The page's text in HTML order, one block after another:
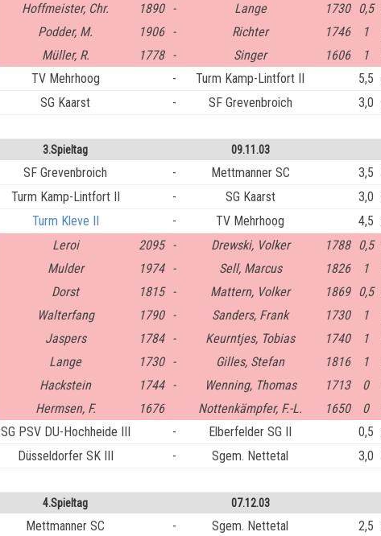
Hoffmeister, Chr.
1890 - Lange 1730 0,5
Podder, M.
1906 - Richter 1746 1
Müller, R.
1778 - Singer 1606 1
TV Mehrhoog
- Turm Kamp-Lintfort II 5,5
SG Kaarst
- SF Grevenbroich 3,0
3.Spieltag 09.11.03
SF Grevenbroich - Mettmanner SC 3,5
Turm Kamp-Lintfort II
- SG Kaarst 3,0
Turm Kleve II
- TV Mehrhoog 4,5
Leroi
2095 - Drewski, Volker 1788 0,5
Mulder
1974 - Sell, Marcus 1826 1
Dorst
1815 - Mattern, Volker 1869 0,5
Walterfang
1790 - Sanders, Frank 1730 1
Jaspers
1784 - Keurntjes, Tobias 1740 1
Lange
1730 - Gilles, Stefan 1816 1
Hackstein
1744 - Wenning, Thomas 1713 0
Hermsen, F.
1676 Nottenkämpfer, F.-L. 1650 0
SG PSV DU-Hochheide III
- Elberfelder SG II 0,5
Düsseldorfer SK III
- Sgem. Nettetal 3,0
4.Spieltag 07.12.03
Mettmanner SC - Sgem. Nettetal 2,5